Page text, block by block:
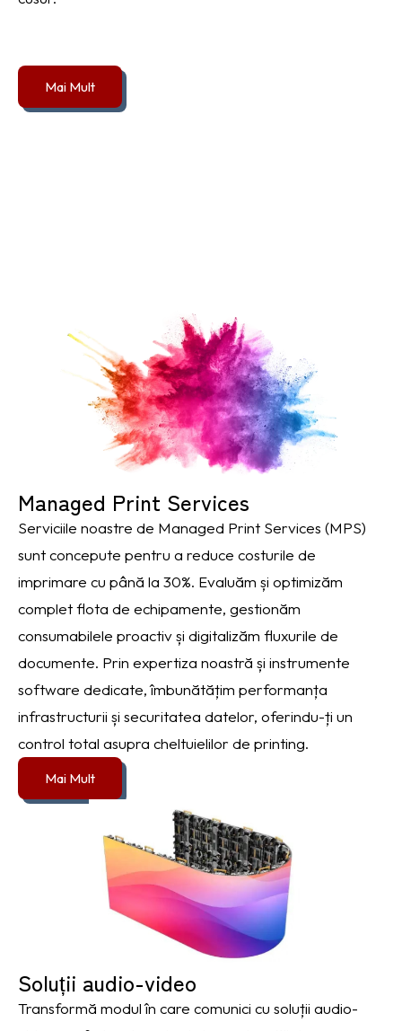
Mai Mult
Managed Print Services
Serviciile noastre de Managed Print Services (MPS)
sunt concepute pentru a reduce costurile de
imprimare cu până la 30%. Evaluăm și optimizăm
complet flota de echipamente, gestionăm
consumabilele proactiv și digitalizăm fluxurile de
documente. Prin expertiza noastră și instrumente
software dedicate, îmbunătățim performanța
infrastructurii și securitatea datelor, oferindu-ți un
control total asupra cheltuielilor de printing.
Mai Mult
Soluții audio-video
Transformă modul în care comunici cu soluții audio-